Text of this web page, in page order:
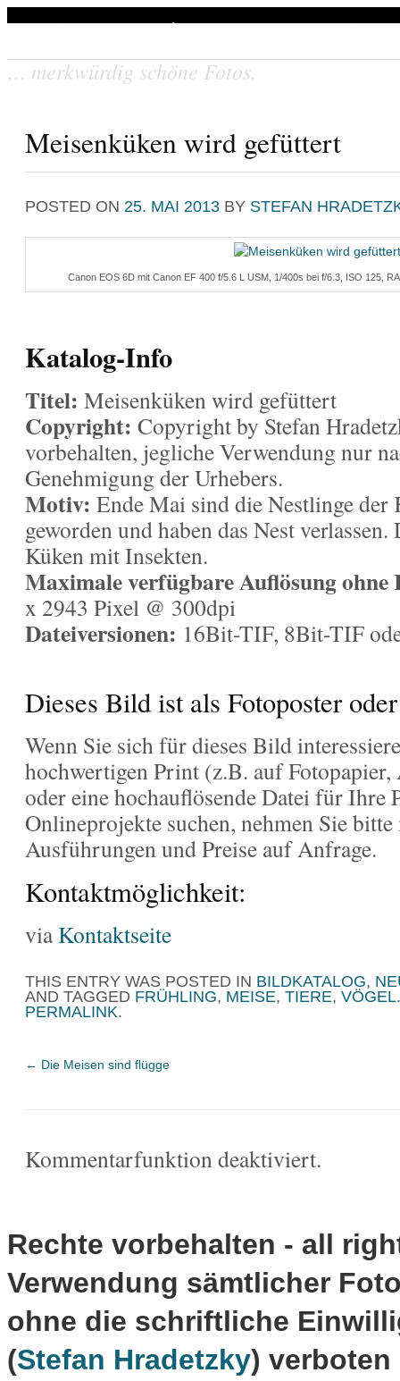
Stefan Hradetzky
… merkwürdig schöne Fotos.
Meisenküken wird gefüttert
POSTED ON 25. MAI 2013 BY STEFAN
Canon EOS 6D mit Canon EF 400 f/5.6 L USM, 1/400s bei f/6.3, ISO 125,
Katalog-Info
Titel: Meisenküken wird gefüttert
Copyright: Copyright by Stefan
vorbehalten, jegliche Verwendung nur
Genehmigung der Urhebers.
Motiv: Ende Mai sind die Nestlinge der
geworden und haben das Nest
Küken mit Insekten.
Maximale verfügbare Auflösung
x 2943 Pixel @ 300dpi
Dateiversionen: 16Bit-TIF, 8Bit-TIF
Dieses Bild ist als Fotoposter
Wenn Sie sich für dieses Bild
hochwertigen Print (z.B. auf
oder eine hochauflösende Datei für Ihre
Onlineprojekte suchen, nehmen Sie
Ausführungen und Preise auf Anfrage.
Kontaktmöglichkeit:
viaKontaktseite
THIS ENTRY WAS POSTED IN BILDKATALOG,
AND TAGGED FRÜHLING, MEISE, TIERE, VÖGEL
PERMALINK.
← Die Meisen sind flügge
Kommentarfunktion deaktiviert.
Rechte vorbehalten - all
Verwendung sämtlicher
ohne die schriftliche
(Stefan Hradetzky) verboten